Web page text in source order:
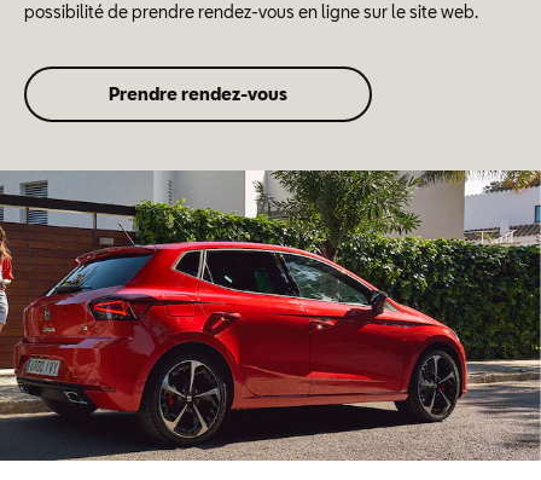
possibilité de prendre rendez-vous en ligne sur le site web.
Prendre rendez-vous